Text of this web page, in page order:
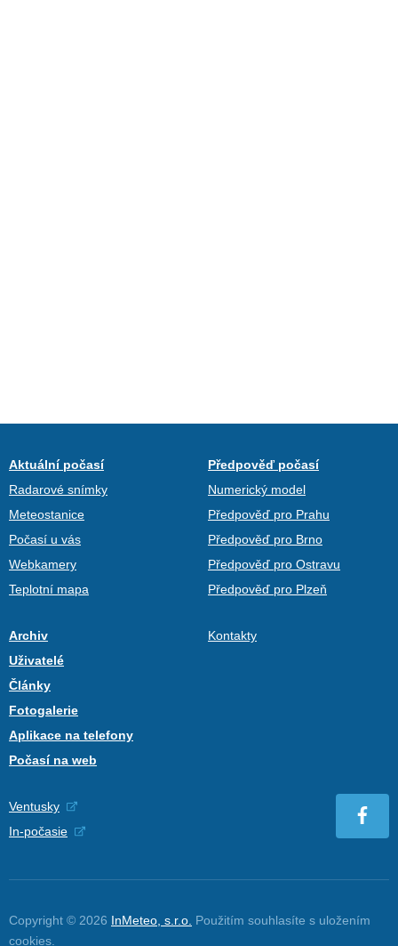
Aktuální počasí
Radarové snímky
Meteostanice
Počasí u vás
Webkamery
Teplotní mapa
Předpověď počasí
Numerický model
Předpověď pro Prahu
Předpověď pro Brno
Předpověď pro Ostravu
Předpověď pro Plzeň
Archiv
Uživatelé
Články
Fotogalerie
Aplikace na telefony
Počasí na web
Kontakty
Ventusky
In-počasie
Copyright © 2026 InMeteo, s.r.o. Použitím souhlasíte s uložením
cookies